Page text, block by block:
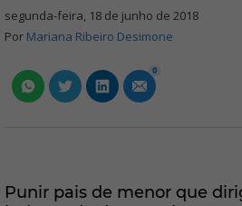
segunda-feira, 18 de junho de 2018
Por Mariana Ribeiro Desimone
0
Punir pais de menor que